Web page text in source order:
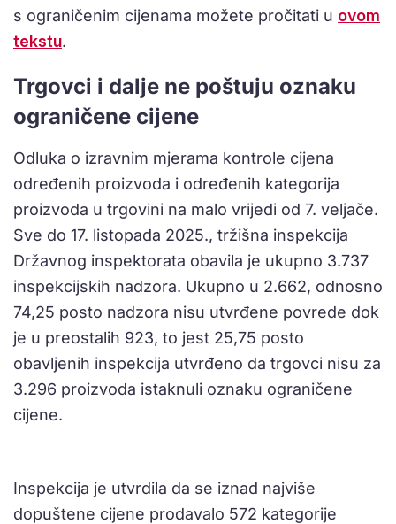
s ograničenim cijenama možete pročitati u ovom
tekstu.
Trgovci i dalje ne poštuju oznaku
ograničene cijene
Odluka o izravnim mjerama kontrole cijena
određenih proizvoda i određenih kategorija
proizvoda u trgovini na malo vrijedi od 7. veljače.
Sve do 17. listopada 2025., tržišna inspekcija
Državnog inspektorata obavila je ukupno 3.737
inspekcijskih nadzora. Ukupno u 2.662, odnosno
74,25 posto nadzora nisu utvrđene povrede dok
je u preostalih 923, to jest 25,75 posto
obavljenih inspekcija utvrđeno da trgovci nisu za
3.296 proizvoda istaknuli oznaku ograničene
cijene.
Inspekcija je utvrdila da se iznad najviše
dopuštene cijene prodavalo 572 kategorije